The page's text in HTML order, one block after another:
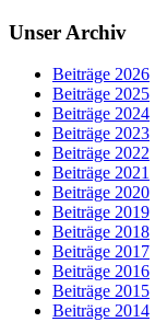
Unser Archiv
Beiträge 2026
Beiträge 2025
Beiträge 2024
Beiträge 2023
Beiträge 2022
Beiträge 2021
Beiträge 2020
Beiträge 2019
Beiträge 2018
Beiträge 2017
Beiträge 2016
Beiträge 2015
Beiträge 2014